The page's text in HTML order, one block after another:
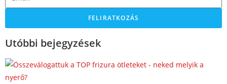
FELIRATKOZÁS
Utóbbi bejegyzések